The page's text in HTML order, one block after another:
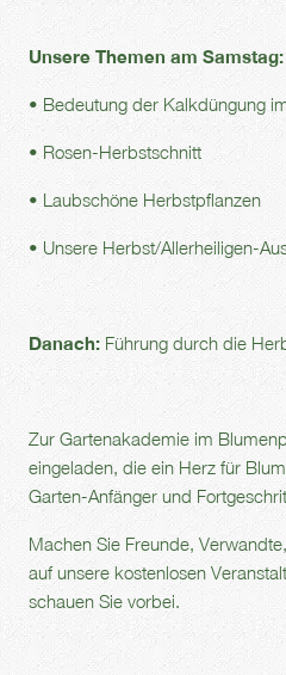
Unsere Themen am Samstag:
• Bedeutung der Kalkdüngung
• Rosen-Herbstschnitt
• Laubschöne Herbstpflanzen
• Unsere Herbst/Allerheiligen-
Danach: Führung durch die
Zur Gartenakademie im
eingeladen, die ein Herz für
Garten-Anfänger und
Machen Sie Freunde,
auf unsere kostenlosen
schauen Sie vorbei.